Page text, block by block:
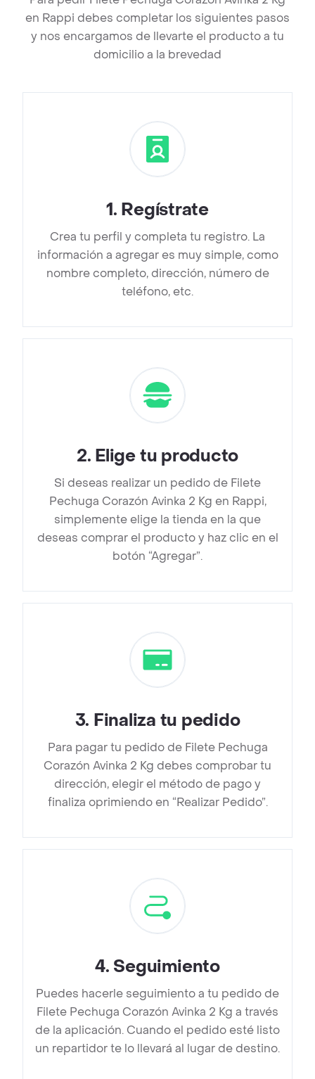
en Rappi debes completar los siguientes pasos
y nos encargamos de llevarte el producto a tu
domicilio a la brevedad
1. Regístrate
Crea tu perfil y completa tu registro. La
información a agregar es muy simple, como
nombre completo, dirección, número de
teléfono, etc.
2. Elige tu producto
Si deseas realizar un pedido de Filete
Pechuga Corazón Avinka 2 Kg en Rappi,
simplemente elige la tienda en la que
deseas comprar el producto y haz clic en el
botón “Agregar”.
3. Finaliza tu pedido
Para pagar tu pedido de Filete Pechuga
Corazón Avinka 2 Kg debes comprobar tu
dirección, elegir el método de pago y
finaliza oprimiendo en “Realizar Pedido”.
4. Seguimiento
Puedes hacerle seguimiento a tu pedido de
Filete Pechuga Corazón Avinka 2 Kg a través
de la aplicación. Cuando el pedido esté listo
un repartidor te lo llevará al lugar de destino.